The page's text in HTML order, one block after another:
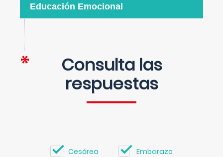
Educación Emocional
Consulta las
respuestas
Cesárea Embarazo